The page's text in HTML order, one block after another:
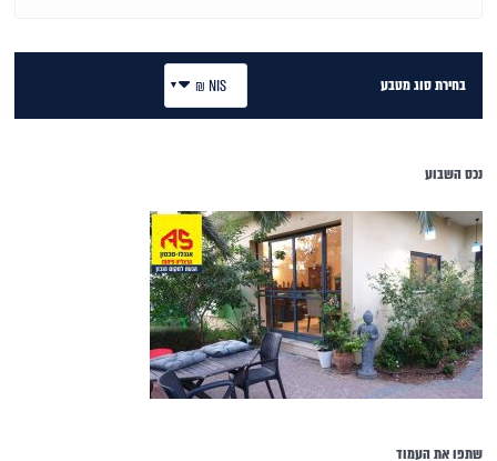
בחירת סוג מטבע NIS ₪
נכס השבוע
שתפו את העמוד